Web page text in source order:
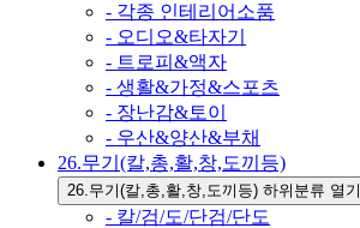
- 각종 인테리어소품
- 오디오&타자기
- 트로피&액자
- 생활&가정&스포츠
- 장난감&토이
- 우산&양산&부채
26.무기(칼,총,활,창,도끼등)
26.무기(칼,총,활,창,도끼등) 하위분류 열기
- 칼/검/도/단검/단도